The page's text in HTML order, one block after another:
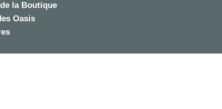
la Boutique
Oasis